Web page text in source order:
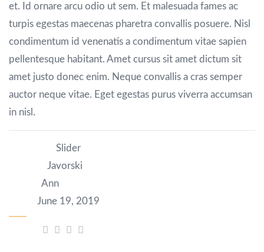
et. Id ornare arcu odio ut sem. Et malesuada fames ac
turpis egestas maecenas pharetra convallis posuere. Nisl
condimentum id venenatis a condimentum vitae sapien
pellentesque habitant. Amet cursus sit amet dictum sit
amet justo donec enim. Neque convallis a cras semper
auctor neque vitae. Eget egestas purus viverra accumsan
in nisl.
Slider
Javorski
Ann
June 19, 2019